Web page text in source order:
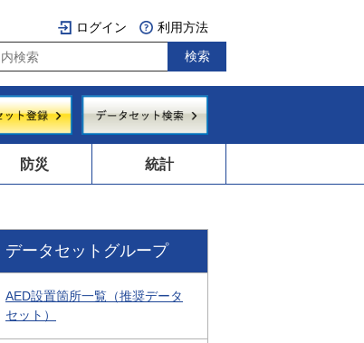
ログイン 利用方法
防災 統計
データセットグループ
AED設置箇所一覧（推奨データ
セット）